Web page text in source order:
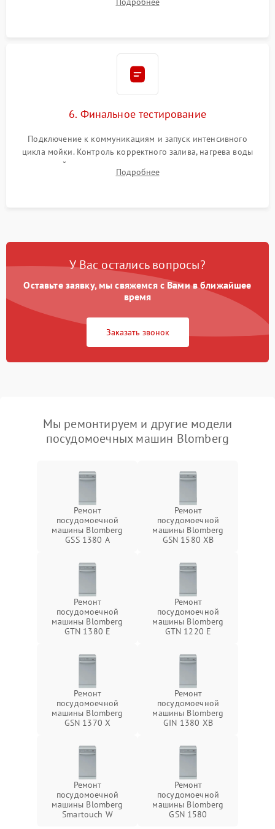
сборка корпуса и установка датчика поплавка.
6. Финальное тестирование
Подключение к коммуникациям и запуск интенсивного
цикла мойки. Контроль корректного залива, нагрева воды
до нужной температуры, отсутствия посторонних шумов,
штатного слива и абсолютной сухости в поддоне.
Подробнее
У Вас остались вопросы?
Оставьте заявку, мы свяжемся с Вами в ближайшее
время
Заказать звонок
Мы ремонтируем и другие модели
посудомоечных машин Blomberg
Ремонт
посудомоечной
машины Blomberg
GSS 1380 А
Ремонт
посудомоечной
машины Blomberg
GSN 1580 XB
Ремонт
посудомоечной
машины Blomberg
GTN 1380 E
Ремонт
посудомоечной
машины Blomberg
GTN 1220 E
Ремонт
посудомоечной
машины Blomberg
GSN 1370 X
Ремонт
посудомоечной
машины Blomberg
GIN 1380 XB
Ремонт
посудомоечной
машины Blomberg
Smartouch W
Ремонт
посудомоечной
машины Blomberg
GSN 1580